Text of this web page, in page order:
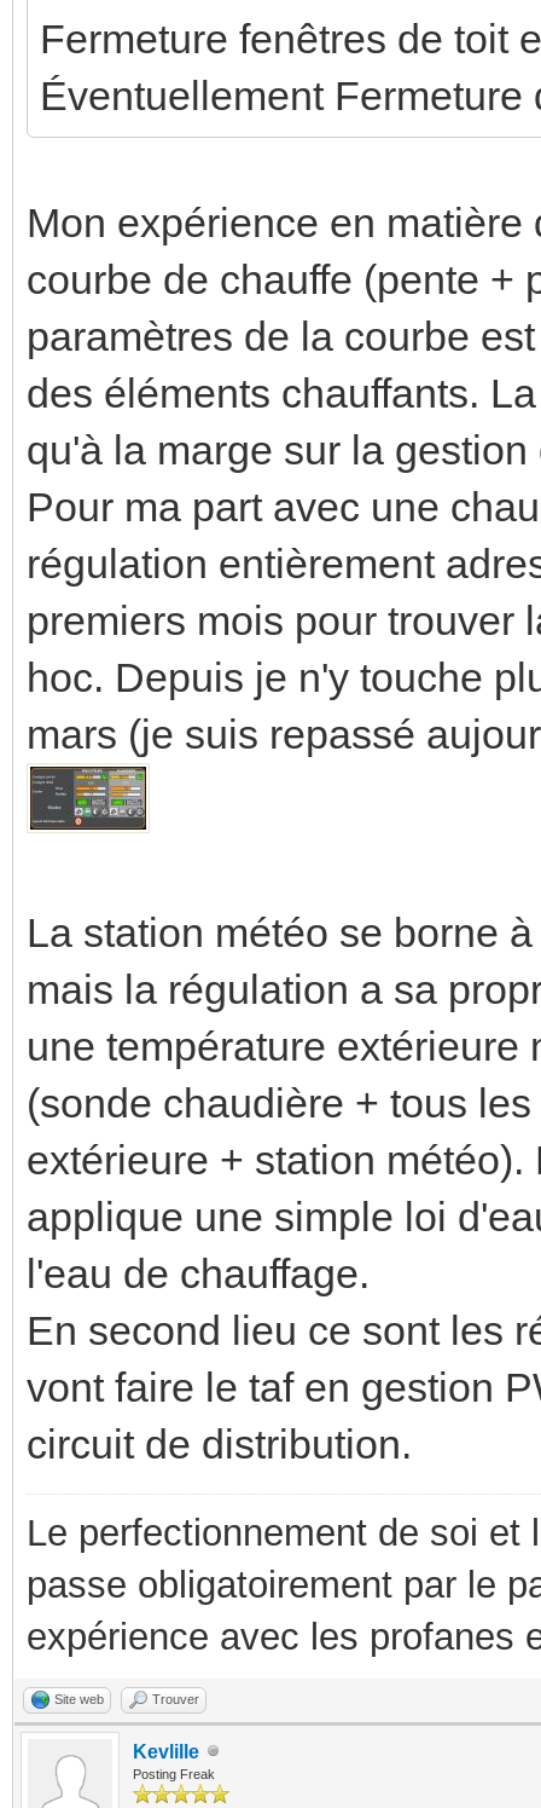
Fermeture fenêtres de toit
Éventuellement
Mon expérience en
courbe de chauffe (pente +
paramètres de la courbe
des éléments chauffants.
qu'à la marge sur la
Pour ma part avec une
régulation entièrement
premiers mois pour trouver
hoc. Depuis je n'y touche
mars (je suis repassé
La station météo se borne
mais la régulation a sa
une température
(sonde chaudière + tous
extérieure + station
applique une simple loi
l'eau de chauffage.
En second lieu ce sont les
vont faire le taf en gestion
circuit de distribution.
Le perfectionnement de soi
passe obligatoirement par le
expérience avec les profanes
Site web Trouver
Kevlille
Posting Freak